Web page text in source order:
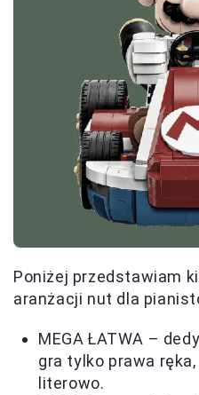
Poniżej przedstawiam
aranżacji nut dla
MEGA ŁATWA –
gra tylko prawa
literowo.